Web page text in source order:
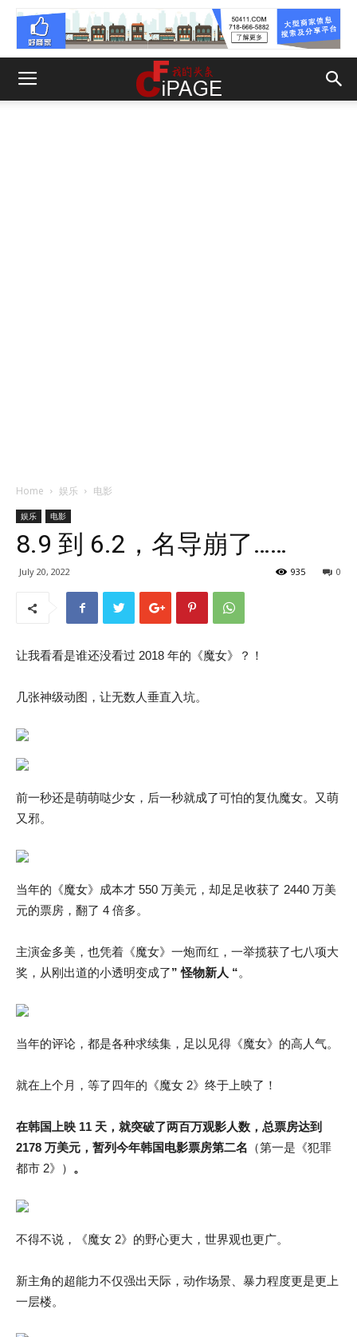
Home 娱乐 电影
娱乐 电影
8.9 到 6.2，名导崩了……
July 20, 2022 0
935
让我看看是谁还没看过 2018 年的《魔女》？！
几张神级动图，让无数人垂直入坑。
前一秒还是萌萌哒少女，后一秒就成了可怕的复仇魔女。又萌
又邪。
当年的《魔女》成本才 550 万美元，却足足收获了 2440 万美
元的票房，翻了 4 倍多。
主演金多美，也凭着《魔女》一炮而红，一举揽获了七八项大
奖，从刚出道的小透明变成了” 怪物新人 “。
当年的评论，都是各种求续集，足以见得《魔女》的高人气。
就在上个月，等了四年的《魔女 2》终于上映了！
在韩国上映 11 天，就突破了两百万观影人数，总票房达到
2178 万美元，暂列今年韩国电影票房第二名 （第一是《犯罪
都市 2》） 。
不得不说，《魔女 2》的野心更大，世界观也更广。
新主角的超能力不仅强出天际，动作场景、暴力程度更是更上
一层楼。